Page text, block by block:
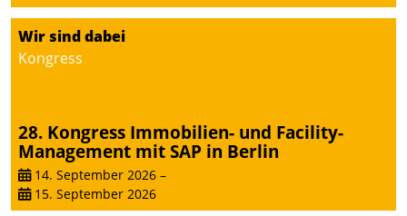
Wir sind dabei
Kongress
28. Kongress Immobilien- und Facility-
Management mit SAP in Berlin
14. September 2026 –
15. September 2026